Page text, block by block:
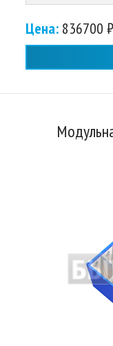
Цена: 836700 ₽